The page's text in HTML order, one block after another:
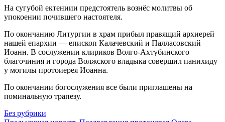
На сугубой ектениии предстоятель вознёс молитвы об
упокоении почившего настоятеля.
По окончанию Литургии в храм прибыл правящий архиерей
нашей епархии — епископ Калачевский и Палласовский
Иоанн. В сослужении клириков Волго-Ахтубинского
благочиния и города Волжского владыка совершил панихиду
у могилы протоиерея Иоанна.
По окончании богослужения все были приглашены на
поминальную трапезу.
Без рубрики